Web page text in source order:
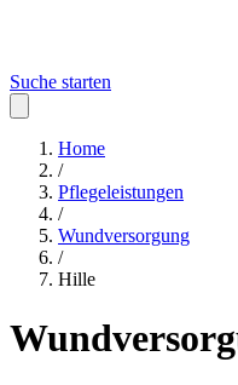
Suche starten
Home
/
Pflegeleistungen
/
Wundversorgung
/
Hille